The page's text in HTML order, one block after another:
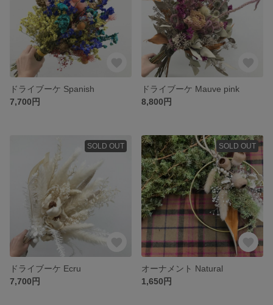
ドライブーケ Spanish
7,700円
ドライブーケ Mauve pink
8,800円
SOLD OUT
ドライブーケ Ecru
7,700円
SOLD OUT
オーナメント Natural
1,650円